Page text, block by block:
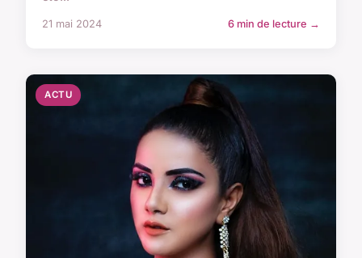
21 mai 2024 6 min de lecture →
ACTU